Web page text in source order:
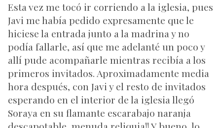
Esta vez me tocó ir corriendo a la iglesia, pues
Javi me había pedido expresamente que le
hiciese la entrada junto a la madrina y no
podía fallarle, así que me adelanté un poco y
allí pude acompañarle mientras recibía a los
primeros invitados. Aproximadamente media
hora después, con Javi y el resto de invitados
esperando en el interior de la iglesia llegó
Soraya en su flamante escarabajo naranja